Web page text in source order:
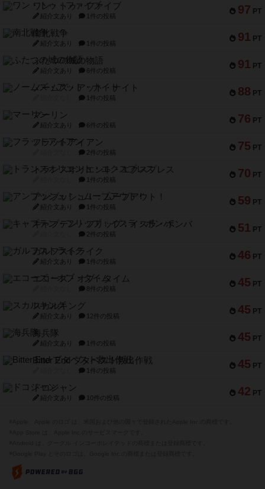
97 PT
ワン・トゥ・ファイブ
紹介文あり 1件の投稿
91 PT
南北戦争
紹介文あり 1件の投稿
91 PT
ふたつの城の物語
紹介文あり 6件の投稿
88 PT
ノームズ・アット・ナイト
1件の投稿
76 PT
マーリン
紹介文あり 6件の投稿
75 PT
フラットアイアン
2件の投稿
70 PT
トランスオリエント・エクスプレス
1件の投稿
59 PT
アンブッシュ！：ムーブアウト！
紹介文あり 1件の投稿
51 PT
キャプテン・フリップ：イスラ・ボンバ
2件の投稿
46 PT
ガルフストライク
紹介文あり 1件の投稿
45 PT
エコーズ・オブ・タイム
8件の投稿
45 PT
スカルキング
紹介文あり 12件の投稿
45 PT
海兵隊
紹介文あり 1件の投稿
45 PT
Bitter End ブタペスト救出作戦
1件の投稿
42 PT
ドコジャン
紹介文あり 10件の投稿